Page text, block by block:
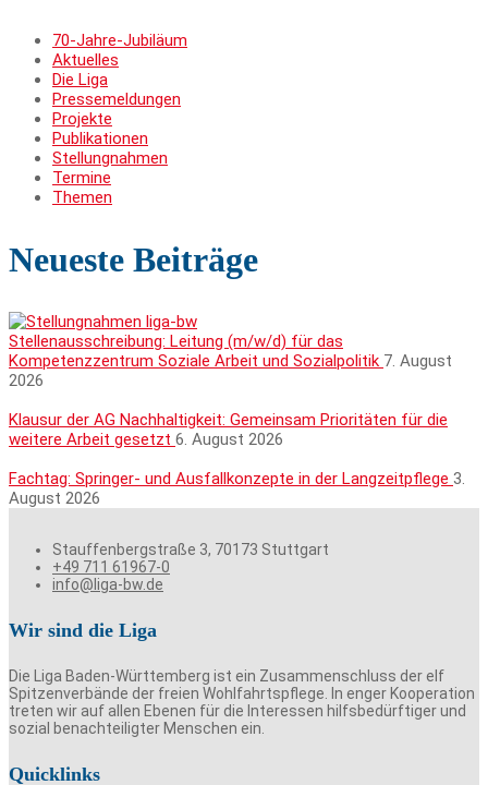
70-Jahre-Jubiläum
Aktuelles
Die Liga
Pressemeldungen
Projekte
Publikationen
Stellungnahmen
Termine
Themen
Neueste Beiträge
Stellenausschreibung: Leitung (m/w/d) für das
Kompetenzzentrum Soziale Arbeit und Sozialpolitik 7. August
2026
Klausur der AG Nachhaltigkeit: Gemeinsam Prioritäten für die
weitere Arbeit gesetzt 6. August 2026
Fachtag: Springer- und Ausfallkonzepte in der Langzeitpflege 3.
August 2026
Stauffenbergstraße 3, 70173 Stuttgart
+49 711 61967-0
info@liga-bw.de
Wir sind die Liga
Die Liga Baden-Württemberg ist ein Zusammenschluss der elf
Spitzenverbände der freien Wohlfahrtspflege. In enger Kooperation
treten wir auf allen Ebenen für die Interessen hilfsbedürftiger und
sozial benachteiligter Menschen ein.
Quicklinks